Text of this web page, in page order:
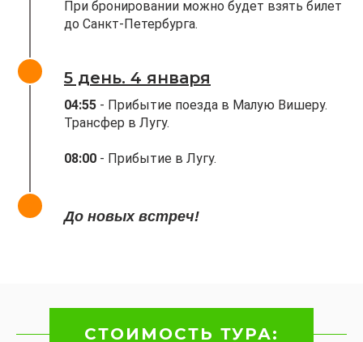
При бронировании можно будет взять билет
до Санкт-Петербурга.
5 день. 4 января
04:55 - Прибытие поезда в Малую Вишеру.
Трансфер в Лугу.
08:00 - Прибытие в Лугу.
До новых встреч!
СТОИМОСТЬ ТУРА: